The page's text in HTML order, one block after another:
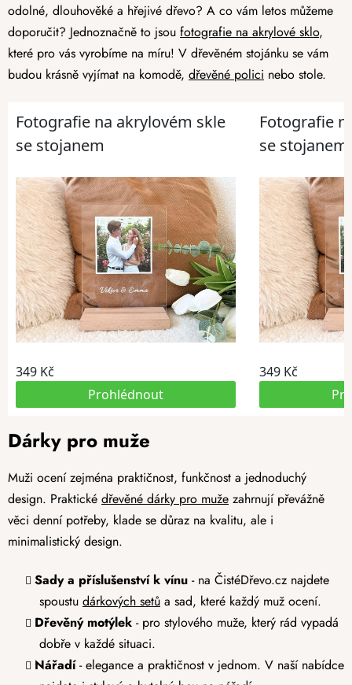
odolné, dlouhověké a hřejivé dřevo? A co vám letos můžeme
doporučit? Jednoznačně to jsou fotografie na akrylové sklo,
které pro vás vyrobíme na míru! V dřevěném stojánku se vám
budou krásně vyjímat na komodě, dřevěné polici nebo stole.
Dárky pro muže
Muži ocení zejména praktičnost, funkčnost a jednoduchý
design. Praktické dřevěné dárky pro muže zahrnují převážně
věci denní potřeby, klade se důraz na kvalitu, ale i
minimalistický design.
Sady a příslušenství k vínu - na ČistéDřevo.cz najdete
spoustu dárkových setů a sad, které každý muž ocení.
Dřevěný motýlek - pro stylového muže, který rád vypadá
dobře v každé situaci.
Nářadí- elegance a praktičnost v jednom. V naší nabídce